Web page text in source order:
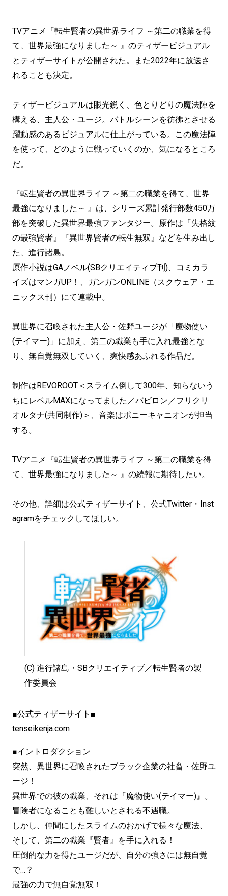
TVアニメ『転生賢者の異世界ライフ ～第二の職業を得
て、世界最強になりました～ 』のティザービジュアル
とティザーサイトが公開された。また2022年に放送さ
れることも決定。
ティザービジュアルは眼光鋭く、色とりどりの魔法陣を
構える、主人公・ユージ。バトルシーンを彷彿とさせる
躍動感のあるビジュアルに仕上がっている。この魔法陣
を使って、どのように戦っていくのか、気になるところ
だ。
『転生賢者の異世界ライフ ～第二の職業を得て、世界
最強になりました～ 』は、シリーズ累計発行部数450万
部を突破した異世界最強ファンタジー。原作は『失格紋
の最強賢者』『異世界賢者の転生無双』などを生み出し
た、進行諸島。
原作小説はGAノベル(SBクリエイティブ刊)、コミカラ
イズはマンガUP！、ガンガンONLINE（スクウェア・エ
ニックス刊）にて連載中。
異世界に召喚された主人公・佐野ユージが「魔物使い
(テイマー)」に加え、第二の職業も手に入れ最強とな
り、無自覚無双していく、爽快感あふれる作品だ。
制作はREVOROOT＜スライム倒して300年、知らないう
ちにレベルMAXになってました／バビロン／フリクリ
オルタナ(共同制作)＞、音楽はポニーキャニオンが担当
する。
TVアニメ『転生賢者の異世界ライフ ～第二の職業を得
て、世界最強になりました～ 』の続報に期待したい。
その他、詳細は公式ティザーサイト、公式Twitter・Inst
agramをチェックしてほしい。
(C) 進行諸島・SBクリエイティブ／転生賢者の製
作委員会
■公式ティザーサイト■
tenseikenja.com
■イントロダクション
突然、異世界に召喚されたブラック企業の社畜・佐野ユ
ージ！
異世界での彼の職業、それは『魔物使い(テイマー)』。
冒険者になることも難しいとされる不遇職。
しかし、仲間にしたスライムのおかげで様々な魔法、
そして、第二の職業『賢者』を手に入れる！
圧倒的な力を得たユージだが、自分の強さには無自覚
で…？
最強の力で無自覚無双！